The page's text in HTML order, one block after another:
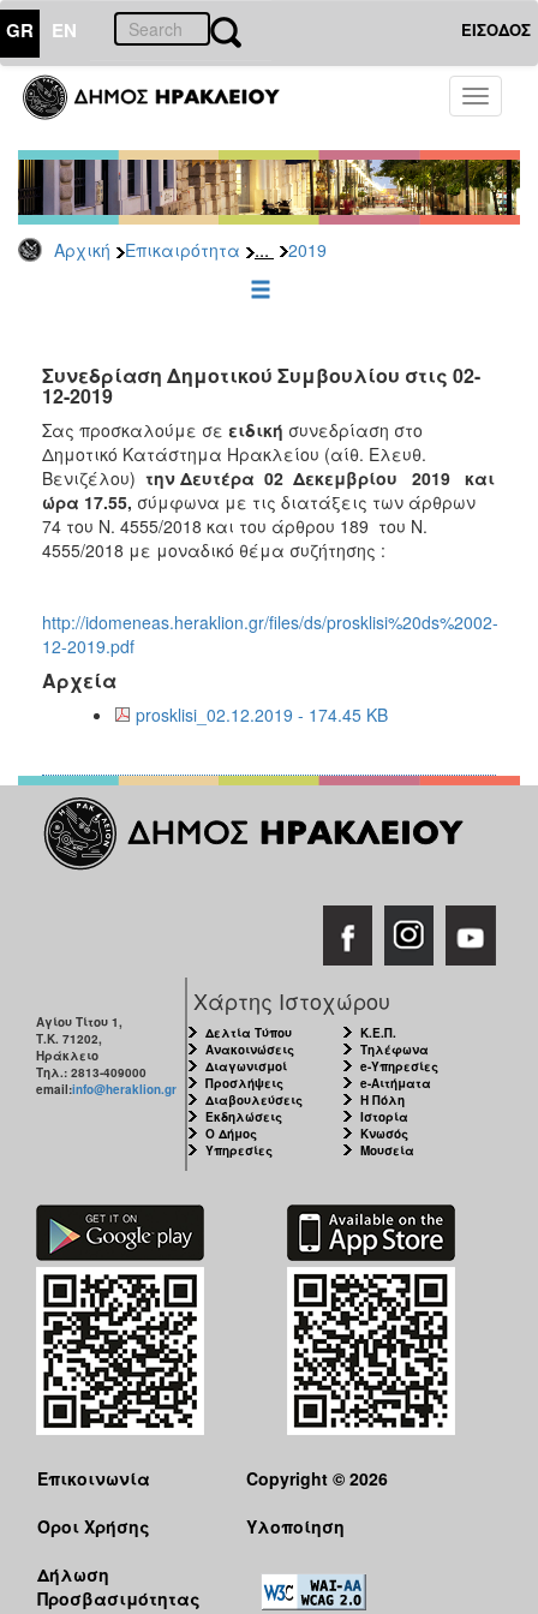
GR EN ΕΙΣΟΔΟΣ
Toggle
Αρχική Επικαιρότητα ... 2019
ΕΠΙΚΑΙΡΟΤΗΤΑ
Τύπου
Αρχείο
2026
2025
2022
2021
2020
2019
2018
2017
2015
2013
2012
2010
2006
ΗΡΑΚΛΕΙΟ
ΓΙΑ...
Συνεδρίαση Δημοτικού Συμβουλίου στις 02-
12-2019
Σας προσκαλούμε σε ειδική συνεδρίαση στο
Δημοτικό Κατάστημα Ηρακλείου (αίθ. Ελευθ.
Βενιζέλου) την Δευτέρα 02 Δεκεμβρίου 2019 και
ώρα 17.55, σύμφωνα με τις διατάξεις των άρθρων
74 του Ν. 4555/2018 και του άρθρου 189 του Ν.
4555/2018 με μοναδικό θέμα συζήτησης :
http://idomeneas.heraklion.gr/files/ds/prosklisi%20ds%2002-
12-2019.pdf
Αρχεία
prosklisi_02.12.2019 - 174.45 KB
Αγίου Τίτου 1,
Τ.Κ. 71202,
Ηράκλειο
Τηλ.: 2813-409000
email:info@heraklion.gr
Χάρτης Ιστοχώρου
Δελτία Τύπου
Ανακοινώσεις
Διαγωνισμοί
Προσλήψεις
Διαβουλεύσεις
Εκδηλώσεις
Ο Δήμος
Υπηρεσίες
Κ.Ε.Π.
Τηλέφωνα
e-Υπηρεσίες
e-Αιτήματα
Η Πόλη
Ιστορία
Κνωσός
Μουσεία
Επικοινωνία
Όροι Χρήσης
Δήλωση
Προσβασιμότητας
Copyright © 2026
Υλοποίηση